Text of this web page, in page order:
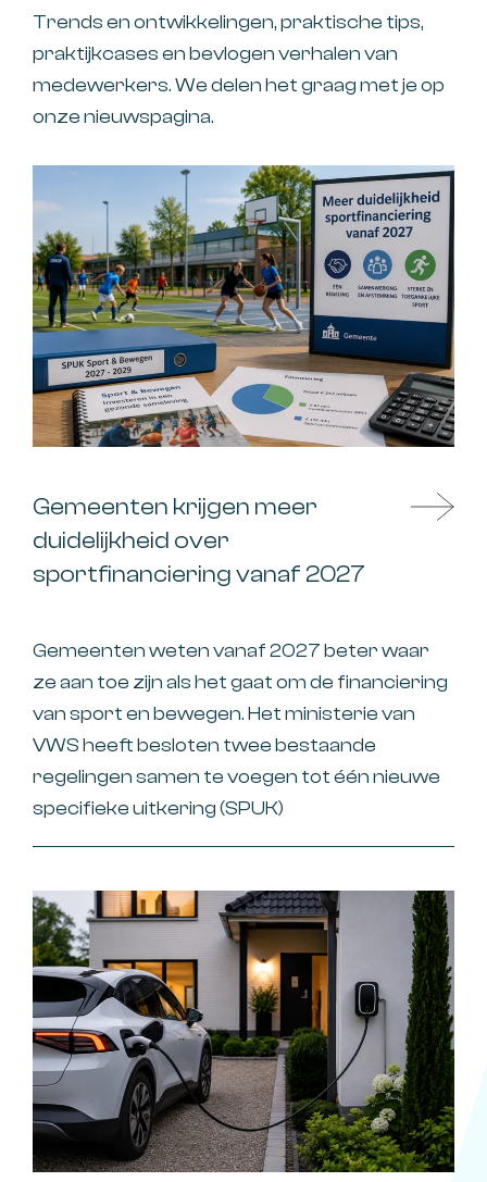
Trends en ontwikkelingen, praktische tips,
praktijkcases en bevlogen verhalen van
medewerkers. We delen het graag met je op
onze nieuwspagina.
Gemeenten krijgen meer
duidelijkheid over
sportfinanciering vanaf 2027
Gemeenten weten vanaf 2027 beter waar
ze aan toe zijn als het gaat om de financiering
van sport en bewegen. Het ministerie van
VWS heeft besloten twee bestaande
regelingen samen te voegen tot één nieuwe
specifieke uitkering (SPUK)